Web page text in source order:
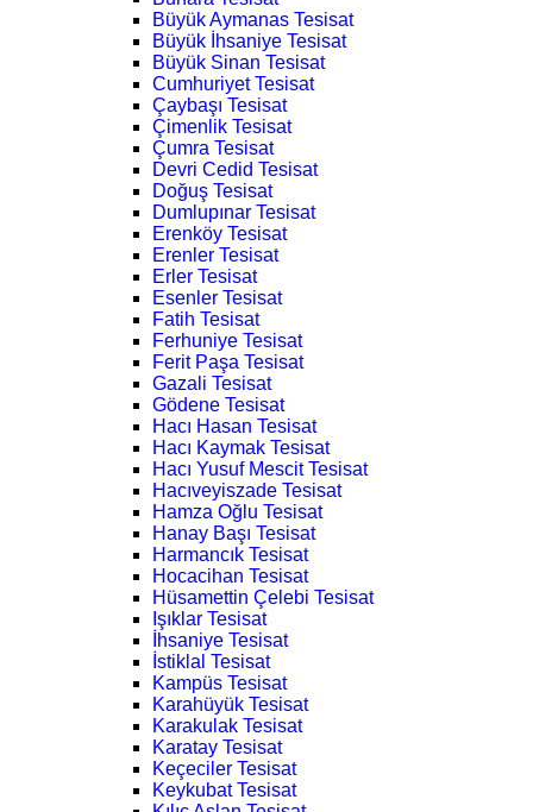
Büyük Aymanas Tesisat
Büyük İhsaniye Tesisat
Büyük Sinan Tesisat
Cumhuriyet Tesisat
Çaybaşı Tesisat
Çimenlik Tesisat
Çumra Tesisat
Devri Cedid Tesisat
Doğuş Tesisat
Dumlupınar Tesisat
Erenköy Tesisat
Erenler Tesisat
Erler Tesisat
Esenler Tesisat
Fatih Tesisat
Ferhuniye Tesisat
Ferit Paşa Tesisat
Gazali Tesisat
Gödene Tesisat
Hacı Hasan Tesisat
Hacı Kaymak Tesisat
Hacı Yusuf Mescit Tesisat
Hacıveyiszade Tesisat
Hamza Oğlu Tesisat
Hanay Başı Tesisat
Harmancık Tesisat
Hocacihan Tesisat
Hüsamettin Çelebi Tesisat
Işıklar Tesisat
İhsaniye Tesisat
İstiklal Tesisat
Kampüs Tesisat
Karahüyük Tesisat
Karakulak Tesisat
Karatay Tesisat
Keçeciler Tesisat
Keykubat Tesisat